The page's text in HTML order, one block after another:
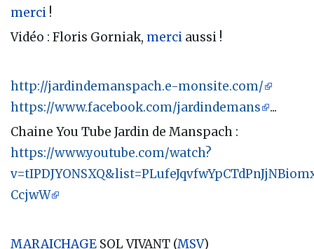
merci !
Vidéo : Floris Gorniak, merci aussi !
http://jardindemanspach.e-monsite.com/
https://www.facebook.com/jardindemans
...
Chaine You Tube Jardin de Manspach :
https://www.youtube.com/watch?
CcjwW
MARAICHAGE SOL VIVANT (MSV)